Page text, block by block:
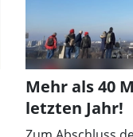
Mehr als 40
letzten Jahr!